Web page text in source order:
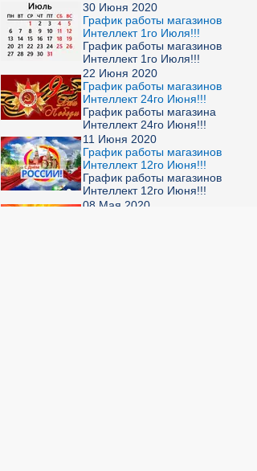
30 Июня 2020
График работы магазинов
Интеллект 1го Июля!!!
График работы магазинов
Интеллект 1го Июля!!!
22 Июня 2020
График работы магазинов
Интеллект 24го Июня!!!
График работы магазина
Интеллект 24го Июня!!!
11 Июня 2020
График работы магазинов
Интеллект 12го Июня!!!
График работы магазинов
Интеллект 12го Июня!!!
08 Мая 2020